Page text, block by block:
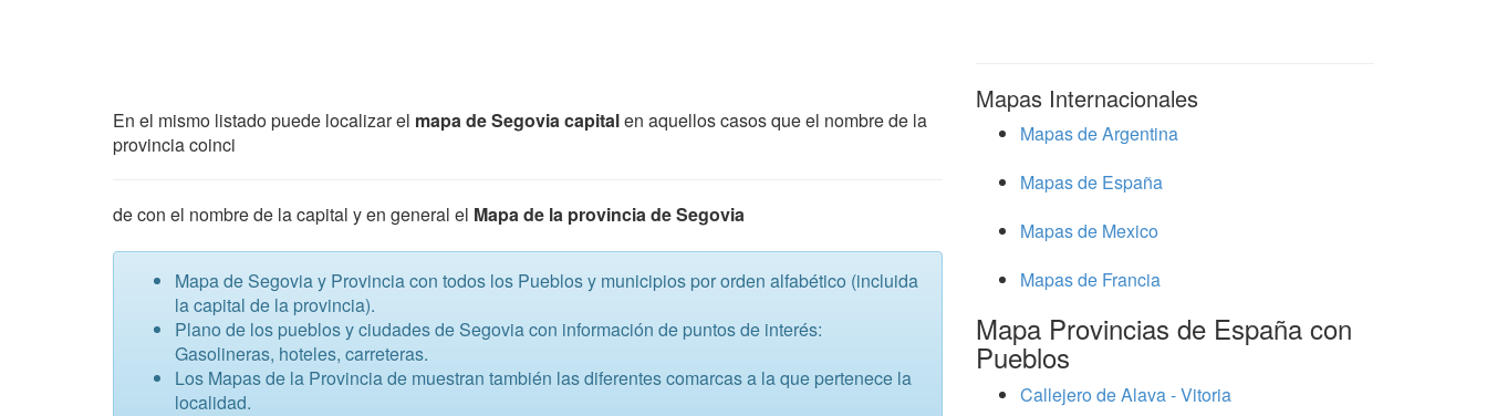
En el mismo listado puede localizar el mapa de Segovia capitalen aquellos casos que el nombre de la
provincia coinci
de con el nombre de la capital y en general el Mapa de la provincia de Segovia
Mapa de Segovia y Provincia con todos los Pueblos y municipios por orden alfabético (incluida
la capital de la provincia).
Plano de los pueblos y ciudades de Segovia con información de puntos de interés:
Gasolineras, hoteles, carreteras.
Los Mapas de la Provincia de muestran también las diferentes comarcas a la que pertenece la
localidad.
Mapas Internacionales
Mapas de Argentina
Mapas de España
Mapas de Mexico
Mapas de Francia
Mapa Provincias de España con
Pueblos
Callejero de Alava - Vitoria